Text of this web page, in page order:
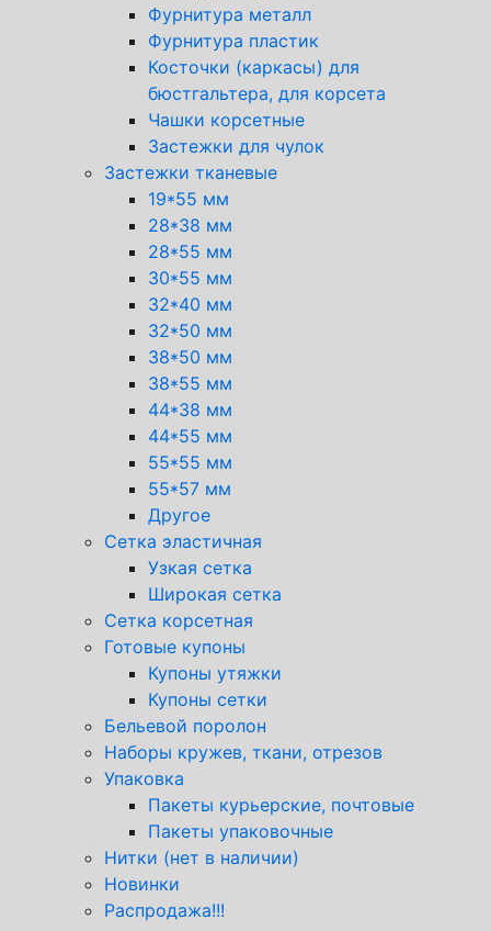
Фурнитура металл
Фурнитура пластик
Косточки (каркасы) для
бюстгальтера, для корсета
Чашки корсетные
Застежки для чулок
Застежки тканевые
19*55 мм
28*38 мм
28*55 мм
30*55 мм
32*40 мм
32*50 мм
38*50 мм
38*55 мм
44*38 мм
44*55 мм
55*55 мм
55*57 мм
Другое
Сетка эластичная
Узкая сетка
Широкая сетка
Сетка корсетная
Готовые купоны
Купоны утяжки
Купоны сетки
Бельевой поролон
Наборы кружев, ткани, отрезов
Упаковка
Пакеты курьерские, почтовые
Пакеты упаковочные
Нитки (нет в наличии)
Новинки
Распродажа!!!